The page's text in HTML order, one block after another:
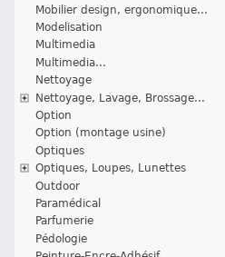
Mobilier design, ergonomique...
Modelisation
Multimedia
Multimedia...
Nettoyage
Nettoyage, Lavage, Brossage...
Option
Option (montage usine)
Optiques
Optiques, Loupes, Lunettes
Outdoor
Paramédical
Parfumerie
Pédologie